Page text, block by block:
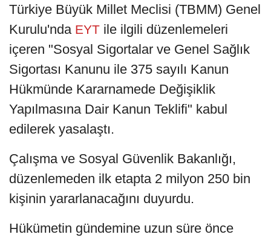
Türkiye Büyük Millet Meclisi (TBMM) Genel
Kurulu'nda EYT ile ilgili düzenlemeleri
içeren "Sosyal Sigortalar ve Genel Sağlık
Sigortası Kanunu ile 375 sayılı Kanun
Hükmünde Kararnamede Değişiklik
Yapılmasına Dair Kanun Teklifi" kabul
edilerek yasalaştı.
Çalışma ve Sosyal Güvenlik Bakanlığı,
düzenlemeden ilk etapta 2 milyon 250 bin
kişinin yararlanacağını duyurdu.
Hükümetin gündemine uzun süre önce